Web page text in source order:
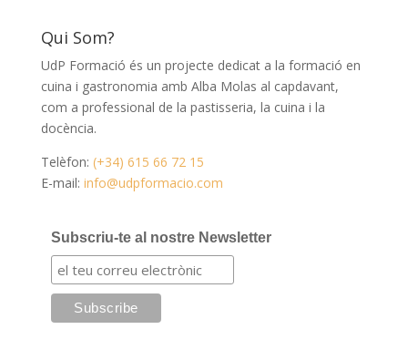
Qui Som?
UdP Formació és un projecte dedicat a la formació en
cuina i gastronomia amb Alba Molas al capdavant,
com a professional de la pastisseria, la cuina i la
docència.
Telèfon: (+34) 615 66 72 15
E-mail: info@udpformacio.com
Subscriu-te al nostre Newsletter